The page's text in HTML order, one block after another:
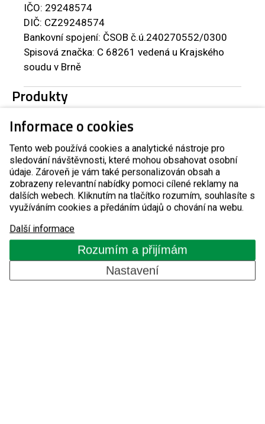
IČO: 29248574
DIČ: CZ29248574
Bankovní spojení: ČSOB č.ú.240270552/0300
Spisová značka: C 68261 vedená u Krajského
soudu v Brně
Produkty
Zábrany proti vjezdu
Vstupní turnikety
Turnikety s platebním automatem
Kontrola přístupů GSM
Informace o cookies
Tento web používá cookies a analytické nástroje pro
sledování návštěvnosti, které mohou obsahovat osobní
údaje. Zároveň je vám také personalizován obsah a
zobrazeny relevantní nabídky pomoci cílené reklamy na
dalších webech. Kliknutím na tlačítko rozumím, souhlasíte s
využíváním cookies a předáním údajů o chování na webu.
Další informace
Rozumím a přijímám
Nastavení